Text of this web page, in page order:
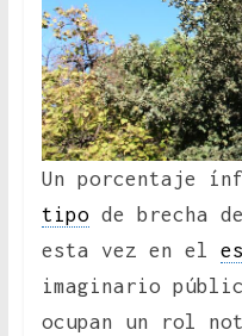
Un porcentaje
tipode brecha
esta vez en el
imaginario
ocupan un rol